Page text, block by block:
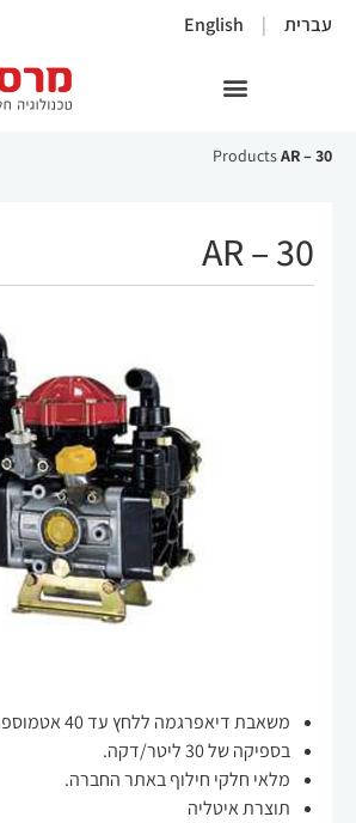
עברית English
ProductsAR – 30
AR – 30
משאבת דיאפרגמה ללחץ עד 40 אטמוספרות.
בספיקה של 30 ליטר/דקה.
מלאי חלקי חילוף באתר החברה.
תוצרת איטליה
×
חיוניים